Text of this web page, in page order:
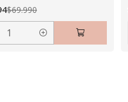
$69.990